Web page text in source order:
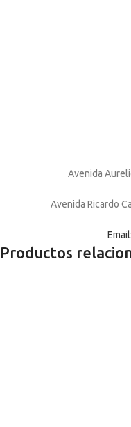
Avenida
Avenida Ricardo
Productos